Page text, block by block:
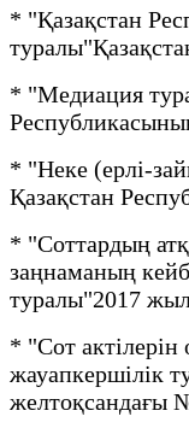
* "Қазақстан
* "Медиация
* "Неке (ерлі-
Қазақстан
* "Соттардың
заңнаманың
туралы"2017
* "Сот
жауапкершілік